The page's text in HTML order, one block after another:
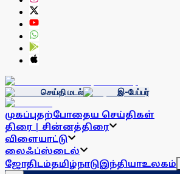
செய்தி மடல் இ-பேப்பர்
முகப்புதற்போதைய செய்திகள்
திரை | சின்னத்திரை
விளையாட்டு
லைஃப்ஸ்டைல்
ஜோதிடம்தமிழ்நாடுஇந்தியாஉலகம்